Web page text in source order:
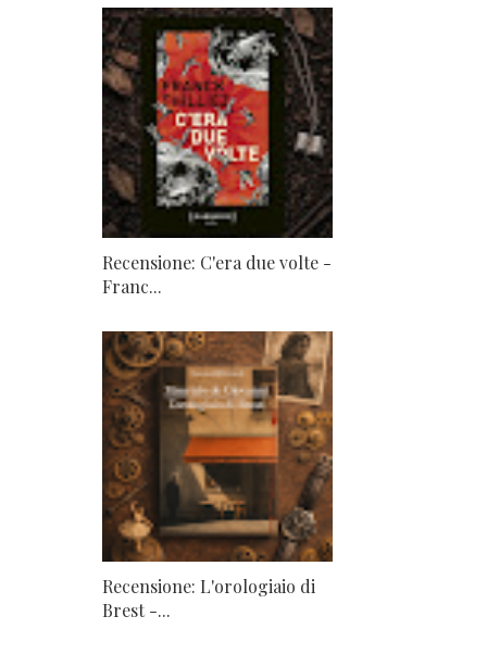
Recensione: C'era due volte -
Franc...
Recensione: L'orologiaio di
Brest -...